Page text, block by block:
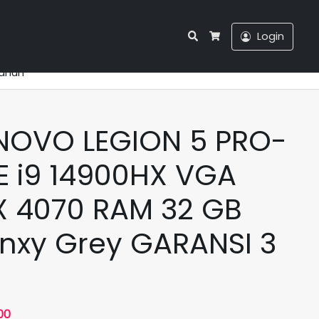
Search
Cart
Login
LEGION 5 PRO-
i9 14900HX VGA
4070 RAM 32 GB
Grey GARANSI 3
Harga